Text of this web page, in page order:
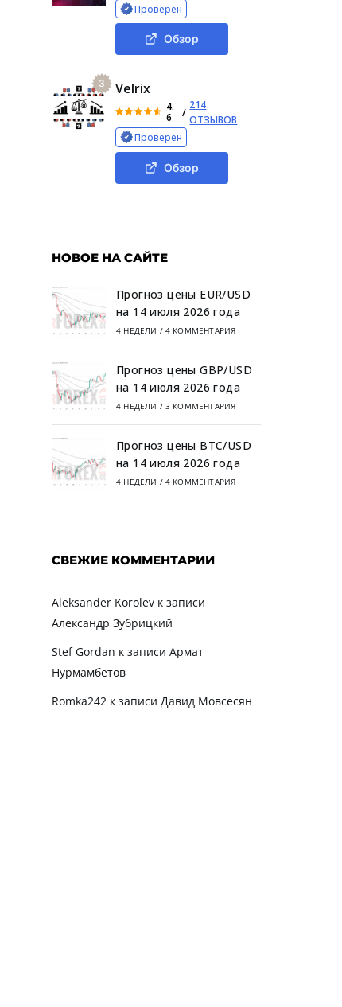
Проверен
Обзор
3 Velrix
4.
6
/
214
ОТЗЫВОВ
Проверен
Обзор
НОВОЕ НА САЙТЕ
Прогноз цены EUR/USD
на 14 июля 2026 года
4 НЕДЕЛИ / 4 КОММЕНТАРИЯ
Прогноз цены GBP/USD
на 14 июля 2026 года
4 НЕДЕЛИ / 3 КОММЕНТАРИЯ
Прогноз цены BTC/USD
на 14 июля 2026 года
4 НЕДЕЛИ / 4 КОММЕНТАРИЯ
СВЕЖИЕ КОММЕНТАРИИ
Aleksander Korolevк записи
Александр Зубрицкий
Stef Gordan к записи Армат
Нурмамбетов
Romka242 к записи Давид Мовсесян